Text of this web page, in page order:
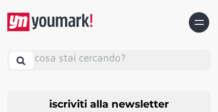
cosa stai cercando?
iscriviti alla newsletter